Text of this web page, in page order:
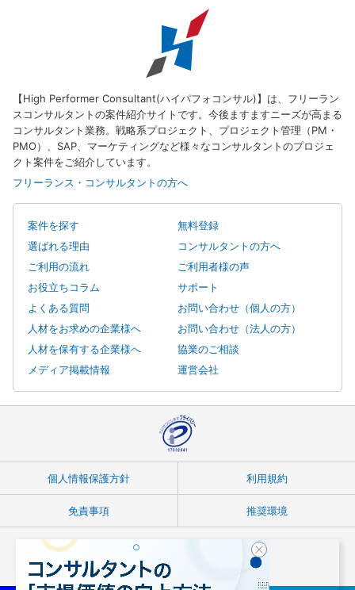
【High Performer Consultant(ハイパフォコンサル)】は、フリーラン
スコンサルタントの案件紹介サイトです。今後ますますニーズが高まる
コンサルタント業務。戦略系プロジェクト、プロジェクト管理（PM・
PMO）、SAP、マーケティングなど様々なコンサルタントのプロジェ
クト案件をご紹介しています。
フリーランス・コンサルタントの方へ
案件を探す
無料登録
選ばれる理由
コンサルタントの方へ
ご利用の流れ
ご利用者様の声
お役立ちコラム
サポート
よくある質問
お問い合わせ（個人の方）
人材をお求めの企業様へ
お問い合わせ（法人の方）
人材を保有する企業様へ
協業のご相談
メディア掲載情報
運営会社
個人情報保護方針 利用規約
免責事項 推奨環境